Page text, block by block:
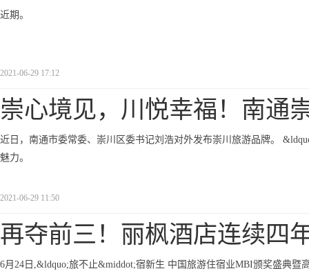
近期。
2021-06-29 17:12
崇心境见，川悦幸福！南通
近日，南通市委常委、崇川区委书记刘浩对外发布崇川旅游品牌。
魅力。
2021-06-29 11:50
再夺前三！丽枫酒店连续四
6月24日,&ldquo;旅不止&middot;宿新生 中国旅游住宿业MBI颁奖盛典暨